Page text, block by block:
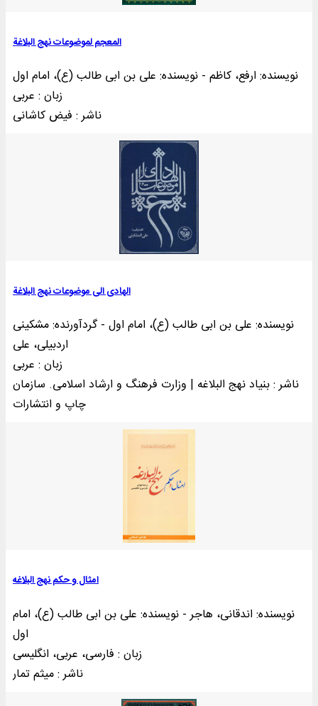
المعجم لموضوعات نهج البلاغة
نویسنده: ارفع، کاظم - نویسنده: علی بن ابی طالب (ع)، امام اول
زبان : عربی
ناشر : فيض کاشانی
الهادی الی موضوعات نهج البلاغة
نویسنده: علی بن ابی طالب (ع)، امام اول - گردآورنده: مشکینی
اردبیلی، علی
زبان : عربی
ناشر : بنياد نهج البلاغه | وزارت فرهنگ و ارشاد اسلامی. سازمان
چاپ و انتشارات
امثال و حکم نهج البلاغه
نویسنده: اندقانی، هاجر - نویسنده: علی بن ابی طالب (ع)، امام
اول
زبان : فارسی، عربی، انگلیسی
ناشر : ميثم تمار